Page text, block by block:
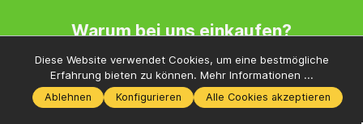
Warum bei uns einkaufen?
Diese Website verwendet Cookies, um eine bestmögliche
Erfahrung bieten zu können. Mehr Informationen ...
Ablehnen Konfigurieren Alle Cookies akzeptieren